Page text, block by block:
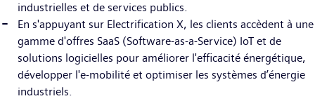
industrielles et de services publics.
En s'appuyant sur Electrification X, les clients accèdent à une
gamme d'offres SaaS (Software-as-a-Service) IoT et de
solutions logicielles pour améliorer l'efficacité énergétique,
développer l'e-mobilité et optimiser les systèmes d’énergie
industriels.